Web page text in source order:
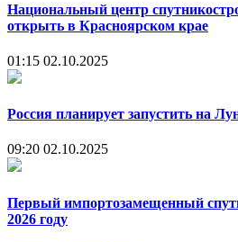
Национальный центр
открыть в Красноярском крае
01:15 02.10.2025
Россия планирует запустить на
09:20 02.10.2025
Первый импортозамещенный
2026 году